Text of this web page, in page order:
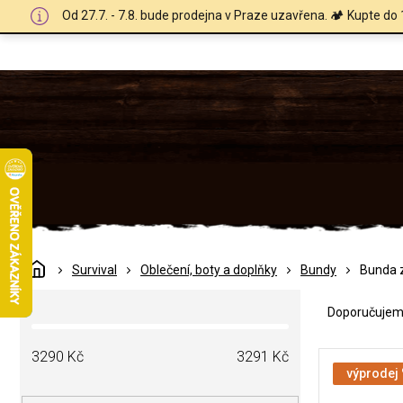
Od 27.7. - 7.8. bude prodejna v Praze uzavřena. 🏕️ Kupte
DomůSurvival Oblečení, boty a doplňky Bundy Bunda
P
o
a
3290 Kč 3291 Kč
e
výprodej